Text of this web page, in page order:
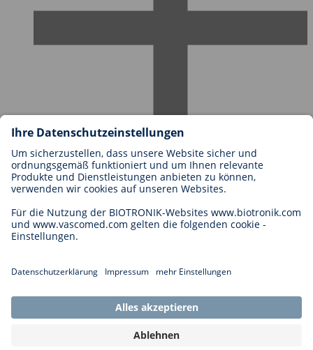
Karriere bei BIOTRONIK
Einstieg
Bewerbung
Karrierechancen
Cookie-Einstellungen
Rechtliche Hinweise